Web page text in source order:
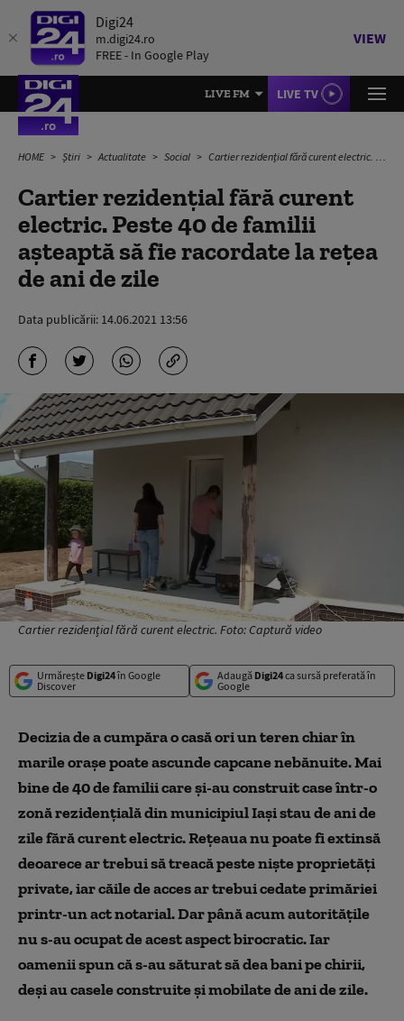
Digi24
m.digi24.ro
FREE - In Google Play
VIEW
LIVE FM LIVE TV
HOME Știri Actualitate Social Cartier rezidențial fără curent electric. Peste 40 de familii așteaptă să fie racordate la rețea de ani de zile
Cartier rezidențial fără curent
electric. Peste 40 de familii
așteaptă să fie racordate la rețea
de ani de zile
Data publicării: 14.06.2021 13:56
Cartier rezidențial fără curent electric. Foto: Captură video
Urmărește Digi24în Google
Discover
Adaugă Digi24ca sursă preferată în
Google
Decizia de a cumpăra o casă ori un teren chiar în
marile orașe poate ascunde capcane nebănuite. Mai
bine de 40 de familii care și-au construit case într-o
zonă rezidențială din municipiul Iași stau de ani de
zile fără curent electric. Rețeaua nu poate fi extinsă
deoarece ar trebui să treacă peste niște proprietăți
private, iar căile de acces ar trebui cedate primăriei
printr-un act notarial. Dar până acum autoritățile
nu s-au ocupat de acest aspect birocratic. Iar
oamenii spun că s-au săturat să dea bani pe chirii,
deși au casele construite și mobilate de ani de zile.